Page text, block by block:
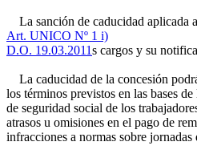
La sanción de caducidad aplicada
Art. UNICO Nº 1 i)
D.O. 19.03.2011s cargos y su
La caducidad de la concesión
los términos previstos en las bases
de seguridad social de los
atrasos u omisiones en el pago de
infracciones a normas sobre